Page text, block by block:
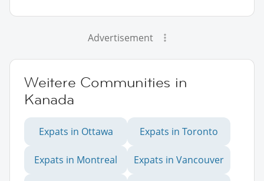
Advertisement
Weitere Communities in
Kanada
Expats in Ottawa Expats in Toronto
Expats in Montreal Expats in Vancouver